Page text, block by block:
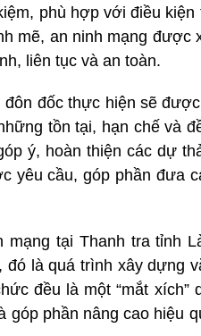
phù hợp với điều
mẽ, an ninh mạng được
liên tục và an toàn.
đốc thực hiện sẽ
tồn tại, hạn chế và
ý, hoàn thiện các dự
yêu cầu, góp phần đưa
mạng tại Thanh tra tỉnh
là quá trình xây dựng
đều là một “mắt xích”
phần nâng cao hiệu